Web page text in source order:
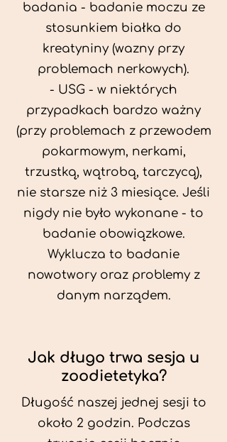
badania - badanie moczu ze
stosunkiem białka do
kreatyniny (wazny przy
problemach nerkowych).
- USG - w niektórych
przypadkach bardzo ważny
(przy problemach z przewodem
pokarmowym, nerkami,
trzustką, wątrobą, tarczycą),
nie starsze niż 3 miesiące. Jeśli
nigdy nie było wykonane - to
badanie obowiązkowe.
Wyklucza to badanie
nowotwory oraz problemy z
danym narządem.
Jak długo trwa sesja u
zoodietetyka?
Długość naszej jednej sesji to
około 2 godzin. Podczas